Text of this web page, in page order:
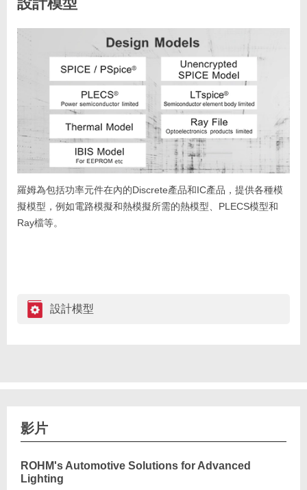
羅姆為包括功率元件在內的Discrete產品和IC產品，提供各種模
擬模型，例如電路模擬和熱模擬所需的熱模型、PLECS模型和
Ray檔等。
設計模型
影片
ROHM's Automotive Solutions for Advanced
Lighting